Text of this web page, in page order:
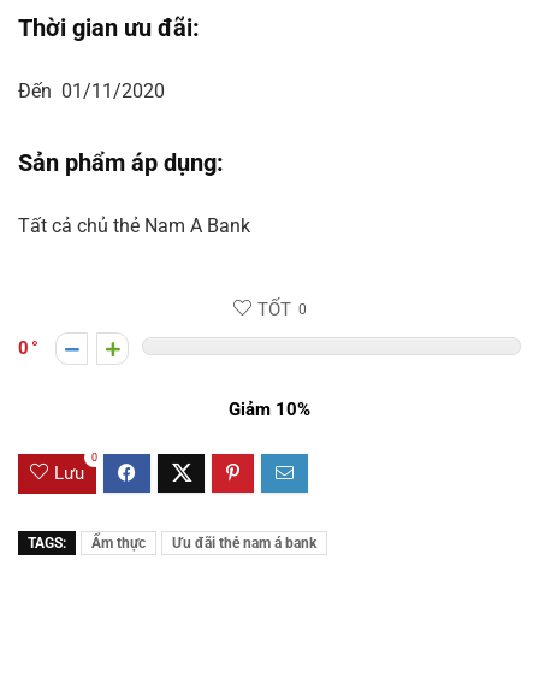
Thời gian ưu đãi:
Đến 01/11/2020
Sản phẩm áp dụng:
Tất cả chủ thẻ Nam A Bank
TỐT 0
0
Giảm 10%
Lưu
0
TAGS: Ẩm thực Ưu đãi thẻ nam á bank